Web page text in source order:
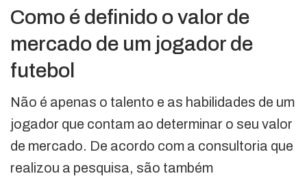
Como é definido o valor de
mercado de um jogador de
futebol
Não é apenas o talento e as habilidades de um
jogador que contam ao determinar o seu valor
de mercado. De acordo com a consultoria que
realizou a pesquisa, são também